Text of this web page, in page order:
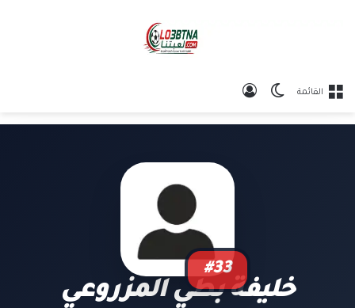
القائمة الوضع المظلم
#33
خليفة بطي المزروعي